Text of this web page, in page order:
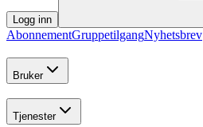
Logg inn
AbonnementGruppetilgangNyhetsbrev
Bruker
Tjenester